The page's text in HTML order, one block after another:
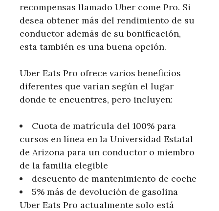
recompensas llamado Uber come Pro. Si
desea obtener más del rendimiento de su
conductor además de su bonificación,
esta también es una buena opción.
Uber Eats Pro ofrece varios beneficios
diferentes que varían según el lugar
donde te encuentres, pero incluyen:
Cuota de matrícula del 100% para
cursos en línea en la Universidad Estatal
de Arizona para un conductor o miembro
de la familia elegible
descuento de mantenimiento de coche
5% más de devolución de gasolina
Uber Eats Pro actualmente solo está